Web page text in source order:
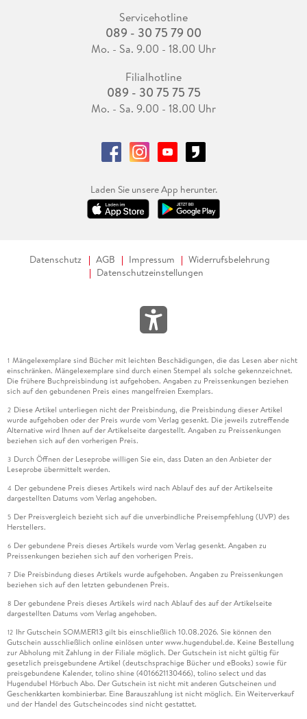
Servicehotline
089 - 30 75 79 00
Mo. - Sa. 9.00 - 18.00 Uhr
Filialhotline
089 - 30 75 75 75
Mo. - Sa. 9.00 - 18.00 Uhr
Laden Sie unsere App herunter.
Datenschutz AGB Impressum
Widerrufsbelehrung
Datenschutzeinstellungen
1 Mängelexemplare sind Bücher mit leichten Beschädigungen, die das Lesen aber nicht
einschränken. Mängelexemplare sind durch einen Stempel als solche gekennzeichnet.
Die frühere Buchpreisbindung ist aufgehoben. Angaben zu Preissenkungen beziehen
sich auf den gebundenen Preis eines mangelfreien Exemplars.
2 Diese Artikel unterliegen nicht der Preisbindung, die Preisbindung dieser Artikel
wurde aufgehoben oder der Preis wurde vom Verlag gesenkt. Die jeweils zutreffende
Alternative wird Ihnen auf der Artikelseite dargestellt. Angaben zu Preissenkungen
beziehen sich auf den vorherigen Preis.
3 Durch Öffnen der Leseprobe willigen Sie ein, dass Daten an den Anbieter der
Leseprobe übermittelt werden.
4 Der gebundene Preis dieses Artikels wird nach Ablauf des auf der Artikelseite
dargestellten Datums vom Verlag angehoben.
5 Der Preisvergleich bezieht sich auf die unverbindliche Preisempfehlung (UVP) des
Herstellers.
6 Der gebundene Preis dieses Artikels wurde vom Verlag gesenkt. Angaben zu
Preissenkungen beziehen sich auf den vorherigen Preis.
7 Die Preisbindung dieses Artikels wurde aufgehoben. Angaben zu Preissenkungen
beziehen sich auf den letzten gebundenen Preis.
8 Der gebundene Preis dieses Artikels wird nach Ablauf des auf der Artikelseite
dargestellten Datums vom Verlag angehoben.
12 Ihr Gutschein SOMMER13 gilt bis einschließlich 10.08.2026. Sie können den
Gutschein ausschließlich online einlösen unter www.hugendubel.de. Keine Bestellung
zur Abholung mit Zahlung in der Filiale möglich. Der Gutschein ist nicht gültig für
gesetzlich preisgebundene Artikel (deutschsprachige Bücher und eBooks) sowie für
preisgebundene Kalender, tolino shine (4016621130466), tolino select und das
Hugendubel Hörbuch Abo. Der Gutschein ist nicht mit anderen Gutscheinen und
Geschenkkarten kombinierbar. Eine Barauszahlung ist nicht möglich. Ein Weiterverkauf
und der Handel des Gutscheincodes sind nicht gestattet.